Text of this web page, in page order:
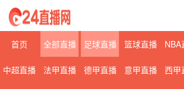
首页 全部直播 足球直播 篮球直播 NBA
中超直播 法甲直播 德甲直播 意甲直播 西甲